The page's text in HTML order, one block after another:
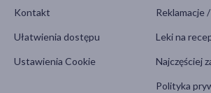
Kontakt
Ułatwienia dostępu
Ustawienia Cookie
Reklamacje
Leki na
Najczęściej
Polityka